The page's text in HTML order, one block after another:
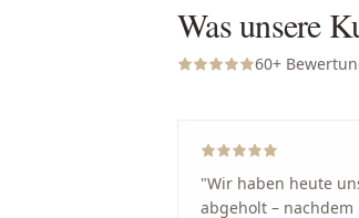
Was unsere
60+
"Wir haben heute
abgeholt –